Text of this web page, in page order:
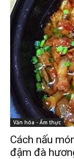
Văn hóa - Ẩm thực
Cách nấu
đậm đà